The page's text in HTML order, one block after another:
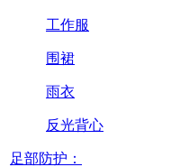
工作服
围裙
雨衣
反光背心
足部防护：